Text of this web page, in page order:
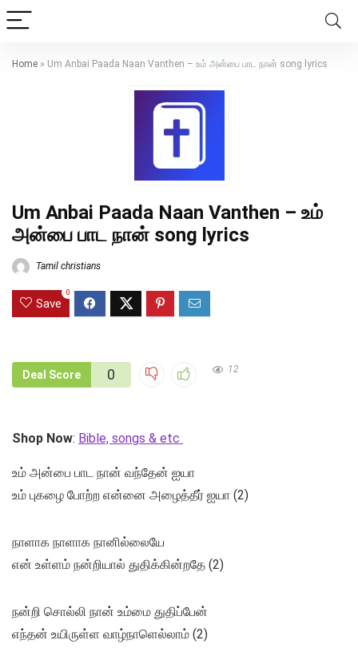
Home » Um Anbai Paada Naan Vanthen – உம் அன்பை பாட நான் song lyrics
Um Anbai Paada Naan Vanthen – உம்
அன்பை பாட நான் song lyrics
Tamil christians
Save
0
Deal Score 0 12
Shop Now: Bible, songs & etc
உம் அன்பை பாட நான் வந்தேன் ஐயா
உம் புகழை போற்ற என்னை அழைத்தீர் ஐயா (2)
நாளாக நாளாக நானில்லையே
என் உள்ளம் நன்றியால் துதிக்கின்றதே (2)
நன்றி சொல்லி நான் உம்மை துதிப்பேன்
எந்தன் உயிருள்ள வாழ்நாளெல்லாம் (2)